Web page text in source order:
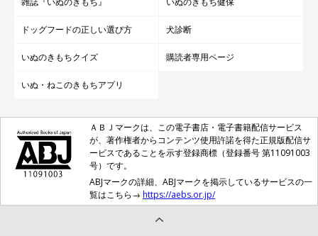
ドッグフードの正しい選び方 犬診断
いぬのきもちクイズ 購読者専用ページ
いぬ・ねこのきもちアプリ
ＡＢＪマークは、この電子書店・電子書籍配信サービス
が、著作権者からコンテンツ使用許諾を得た正規版配信サ
ービスであることを示す登録商標（登録番号 第11091003
号）です。
ABJマークの詳細、ABJマークを掲示しているサービスの一
覧はこちら→ https://aebs.or.jp/